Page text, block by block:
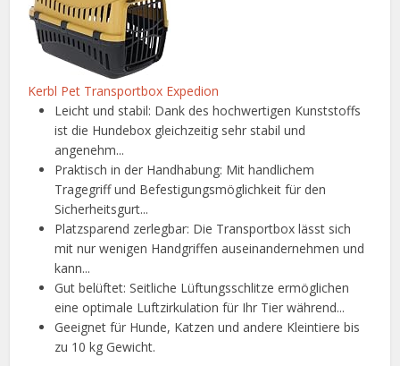
Kerbl Pet Transportbox Expedion
Leicht und stabil: Dank des hochwertigen Kunststoffs
ist die Hundebox gleichzeitig sehr stabil und
angenehm...
Praktisch in der Handhabung: Mit handlichem
Tragegriff und Befestigungsmöglichkeit für den
Sicherheitsgurt...
Platzsparend zerlegbar: Die Transportbox lässt sich
mit nur wenigen Handgriffen auseinandernehmen und
kann...
Gut belüftet: Seitliche Lüftungsschlitze ermöglichen
eine optimale Luftzirkulation für Ihr Tier während...
Geeignet für Hunde, Katzen und andere Kleintiere bis
zu 10 kg Gewicht.